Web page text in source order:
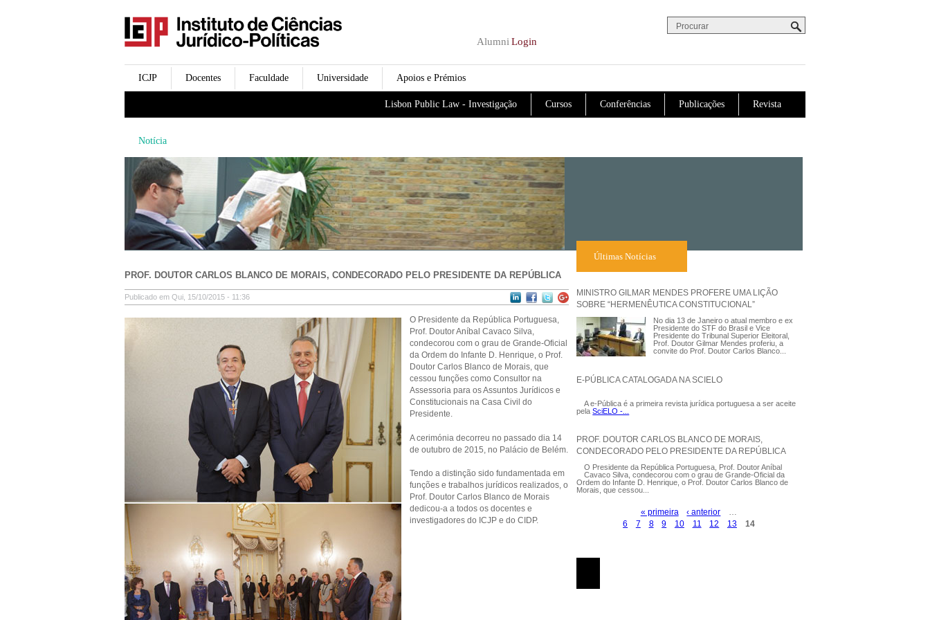
icjp
Alumni Login
Formulário de procura
menu-institucional Apoios e Prémios
Universidade
Faculdade
Docentes
ICJP
Revista
Publicações
Conferências
Cursos
Lisbon Public Law - Investigação
Notícia
PROF. DOUTOR CARLOS BLANCO DE MORAIS, CONDECORADO PELO PRESIDENTE DA REPÚBLICA
Publicado em Qui, 15/10/2015 - 11:36
O Presidente da República Portuguesa,
Prof. Doutor Aníbal Cavaco Silva,
condecorou com o grau de Grande-Oficial
da Ordem do Infante D. Henrique, o Prof.
Doutor Carlos Blanco de Morais, que
cessou funções como Consultor na
Assessoria para os Assuntos Jurídicos e
Constitucionais na Casa Civil do
Presidente.
A cerimónia decorreu no passado dia 14
de outubro de 2015, no Palácio de Belém.
Tendo a distinção sido fundamentada em
funções e trabalhos jurídicos realizados, o
Prof. Doutor Carlos Blanco de Morais
dedicou-a a todos os docentes e
investigadores do ICJP e do CIDP.
Últimas Notícias
MINISTRO GILMAR MENDES PROFERE UMA LIÇÃO
SOBRE “HERMENÊUTICA CONSTITUCIONAL”
No dia 13 de Janeiro o atual membro e ex
Presidente do STF do Brasil e Vice
Presidente do Tribunal Superior Eleitoral,
Prof. Doutor Gilmar Mendes proferiu, a
convite do Prof. Doutor Carlos Blanco...
E-PÚBLICA CATALOGADA NA SCIELO
A e-Pública é a primeira revista jurídica portuguesa a ser aceite
pelaSciELO -...
PROF. DOUTOR CARLOS BLANCO DE MORAIS,
CONDECORADO PELO PRESIDENTE DA REPÚBLICA
O Presidente da República Portuguesa, Prof. Doutor Aníbal
Cavaco Silva, condecorou com o grau de Grande-Oficial da
Ordem do Infante D. Henrique, o Prof. Doutor Carlos Blanco de
Morais, que cessou...
« primeira ‹ anterior
6
7 8 9 10 11 12 13 14